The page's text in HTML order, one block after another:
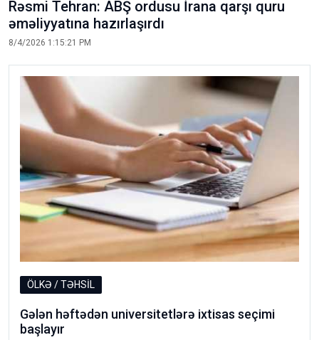
Rəsmi Tehran: ABŞ ordusu İrana qarşı quru
əməliyyatına hazırlaşırdı
8/4/2026 1:15:21 PM
ÖLKƏ / TƏHSİL
Gələn həftədən universitetlərə ixtisas seçimi
başlayır